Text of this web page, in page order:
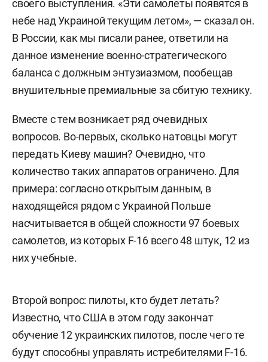
своего выступления. «Эти самолеты появятся в
небе над Украиной текущим летом», — сказал он.
В России, как мы писали ранее, ответили на
данное изменение военно-стратегического
баланса с должным энтузиазмом, пообещав
внушительные премиальные за сбитую технику.
Вместе с тем возникает ряд очевидных
вопросов. Во-первых, сколько натовцы могут
передать Киеву машин? Очевидно, что
количество таких аппаратов ограничено. Для
примера: согласно открытым данным, в
находящейся рядом с Украиной Польше
насчитывается в общей сложности 97 боевых
самолетов, из которых F-16 всего 48 штук, 12 из
них учебные.
Второй вопрос: пилоты, кто будет летать?
Известно, что США в этом году закончат
обучение 12 украинских пилотов, после чего те
будут способны управлять истребителями F-16.